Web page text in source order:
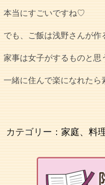
本当にすごいですね♡
でも、ご飯は浅野さんが作
家事は女子がするものと思
一緒に住んで楽になれたら
カテゴリー：家庭、料